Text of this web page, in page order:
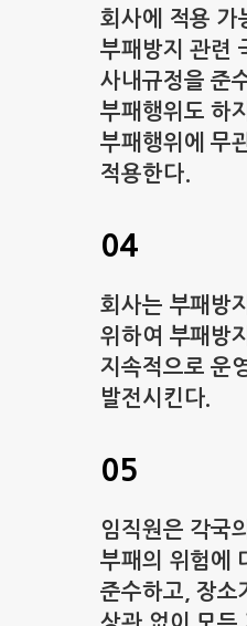
회사에 적용 가
부패방지 관련
사내규정을 준
부패행위도 하
부패행위에 무
적용한다.
04
회사는 부패방
위하여 부패방
지속적으로 운
발전시킨다.
05
임직원은 각국
부패의 위험에
준수하고, 장소